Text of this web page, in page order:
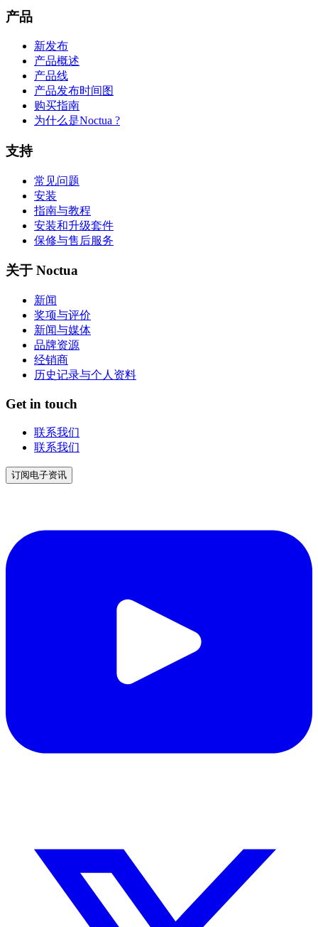
产品
新发布
产品概述
产品线
产品发布时间图
购买指南
为什么是Noctua ?
支持
常见问题
安装
指南与教程
安装和升级套件
保修与售后服务
关于 Noctua
新闻
奖项与评价
新闻与媒体
品牌资源
经销商
历史记录与个人资料
Get in touch
联系我们
联系我们
订阅电子资讯